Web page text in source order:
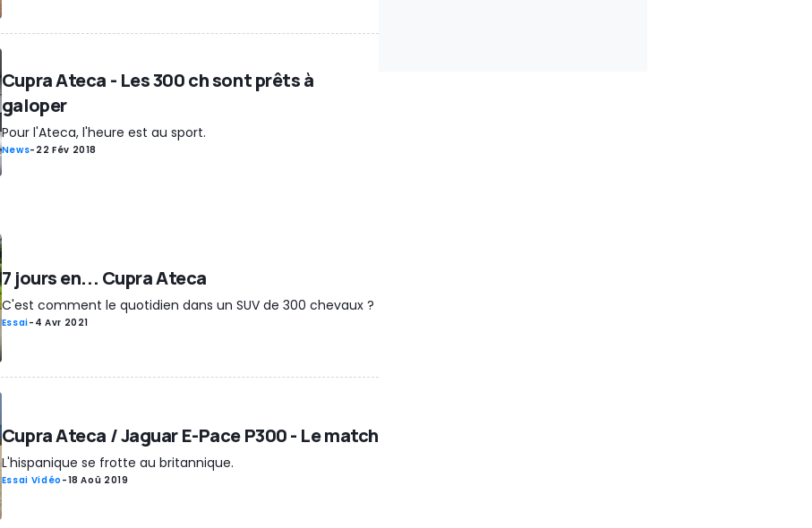
Cupra Ateca - Les 300 ch sont prêts à
galoper
Pour l'Ateca, l'heure est au sport.
News- 22 Fév 2018
7 jours en... Cupra Ateca
C'est comment le quotidien dans un SUV de 300 chevaux ?
Essai- 4 Avr 2021
Cupra Ateca / Jaguar E-Pace P300 - Le match
L'hispanique se frotte au britannique.
Essai Vidéo -18 Aoû 2019